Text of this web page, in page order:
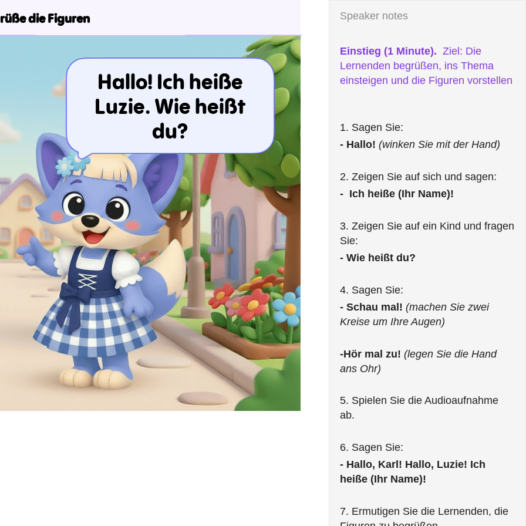
die Figuren
Hallo! Ich heiße
Luzie. Wie heißt
du?
Einstieg (1 Minute). Ziel: Die
Lernenden begrüßen, ins Thema
einsteigen und die Figuren vorstellen
- Hallo! (winken Sie mit der Hand)
-  Ich heiße (Ihr Name)!
3. Zeigen Sie auf ein Kind und fragen
- Wie heißt du?
- Schau mal! (machen Sie zwei
Kreise um Ihre Augen)
-Hör mal zu! (legen Sie die Hand
ans Ohr)
5. Spielen Sie die Audioaufnahme
ab.
- Hallo, Karl! Hallo, Luzie! Ich
heiße (Ihr Name)!
7. Ermutigen Sie die Lernenden, die